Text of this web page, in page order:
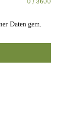
Daten gem.